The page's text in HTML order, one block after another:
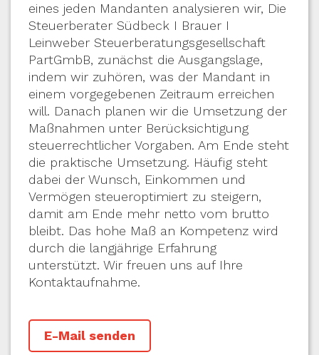
eines jeden Mandanten analysieren wir, Die
Steuerberater Südbeck I Brauer I
Leinweber Steuerberatungsgesellschaft
PartGmbB, zunächst die Ausgangslage,
indem wir zuhören, was der Mandant in
einem vorgegebenen Zeitraum erreichen
will. Danach planen wir die Umsetzung der
Maßnahmen unter Berücksichtigung
steuerrechtlicher Vorgaben. Am Ende steht
die praktische Umsetzung. Häufig steht
dabei der Wunsch, Einkommen und
Vermögen steueroptimiert zu steigern,
damit am Ende mehr netto vom brutto
bleibt. Das hohe Maß an Kompetenz wird
durch die langjährige Erfahrung
unterstützt. Wir freuen uns auf Ihre
Kontaktaufnahme.
E-Mail senden